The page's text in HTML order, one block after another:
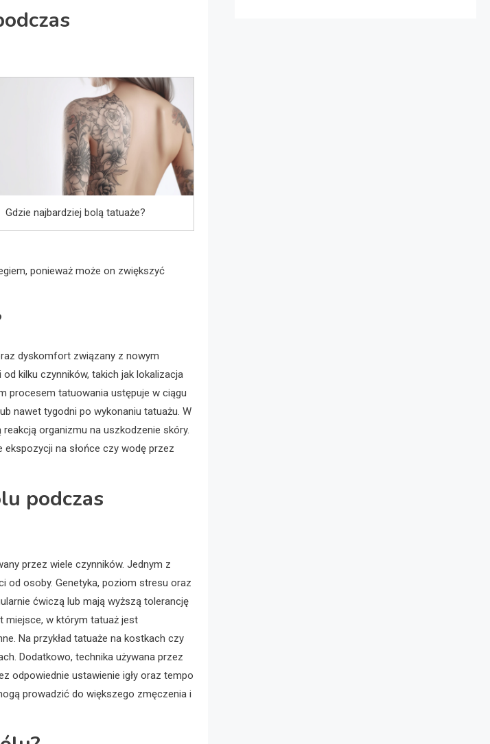
Gdzie najbardziej bolą tatuaże?
ponieważ może on zwiększyć
dyskomfort związany z nowym
kilku czynników, takich jak lokalizacja
procesem tatuowania ustępuje w ciągu
nawet tygodni po wykonaniu tatuażu. W
organizmu na uszkodzenie skóry.
na słońce czy wodę przez
podczas
przez wiele czynników. Jednym z
od osoby. Genetyka, poziom stresu oraz
ćwiczą lub mają wyższą tolerancję
miejsce, w którym tatuaż jest
Na przykład tatuaże na kostkach czy
Dodatkowo, technika używana przez
odpowiednie ustawienie igły oraz tempo
prowadzić do większego zmęczenia i